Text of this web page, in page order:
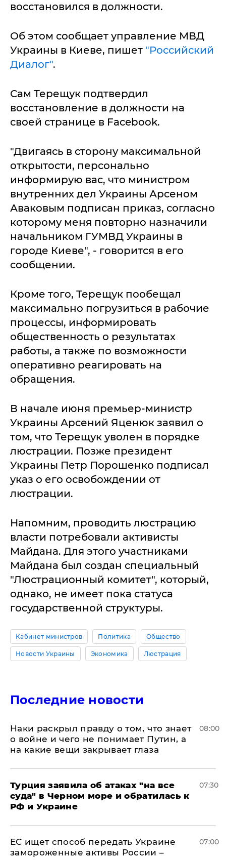
восстановился в должности.
Об этом сообщает управление МВД
Украины в Киеве, пишет "Российский
Диалог".
Сам Терещук подтвердил
восстановление в должности на
своей странице в Facebook.
"Двигаясь в сторону максимальной
открытости, персонально
информирую вас, что министром
внутренних дел Украины Арсеном
Аваковым подписан приказ, согласно
которому меня повторно назначили
начальником ГУМВД Украины в
городе Киеве", - говорится в его
сообщении.
Кроме того, Терещук пообещал
максимально погрузиться в рабочие
процессы, информировать
общественность о результатах
работы, а также по возможности
оперативно реагировать на
обращения.
В начале июня премьер-министр
Украины Арсений Яценюк заявил о
том, что Терещук уволен в порядке
люстрации. Позже президент
Украины Петр Порошенко подписал
указ о его освобождении от
люстрации.
Напомним, проводить люстрацию
власти потребовали активисты
Майдана. Для этого участниками
Майдана был создан специальный
"Люстрационный комитет", который,
однако, не имеет пока статуса
государственной структуры.
Кабинет министров Политика Общество
Новости Украины Экономика Люстрация
Последние новости
Наки раскрыл правду о том, что знает
о войне и чего не понимает Путин, а
на какие вещи закрывает глаза
08:00
Турция заявила об атаках "на все
суда" в Черном море и обратилась к
РФ и Украине
07:30
ЕС ищет способ передать Украине
замороженные активы России –
07:00